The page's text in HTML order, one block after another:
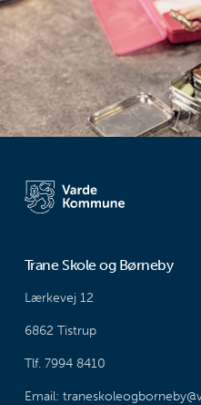
Trane Skole og Børneby
Lærkevej 12
6862 Tistrup
Tlf. 7994 8410
Email: